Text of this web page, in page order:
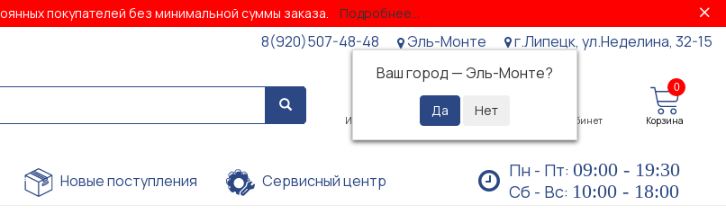
покупателей без минимальной суммы заказа. Подробнее...
8(920)507-48-48
Эль-Монте
Ваш город — Эль-Монте?
г.Липецк, ул.Неделина, 32-15
Избранное Просмотренные Личный кабинет
0
Корзина
Новые поступления Сервисный центр Пн - Пт: 09:00 - 19:30
Сб - Вс: 10:00 - 18:00